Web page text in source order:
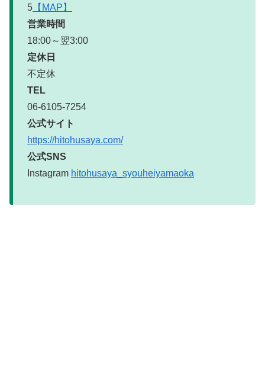
5 【MAP】
営業時間
18:00～翌3:00
定休日
不定休
TEL
06-6105-7254
公式サイト
https://hitohusaya.com/
公式SNS
Instagram hitohusaya_syouheiyamaoka